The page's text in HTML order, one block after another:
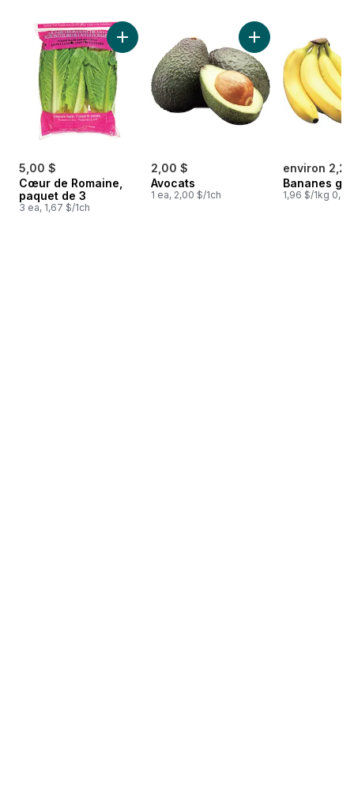
sauter Meilleures ventes
5,00 $
Cœur de Romaine,
paquet de 3
3 ea, 1,67 $/1ch
Ajouter Cœur de Romaine, paquet de 3 au
2,00 $
Avocats
1 ea, 2,00 $/1ch
Ajouter Avocats au
environ
Bananes
1,96 $/1kg